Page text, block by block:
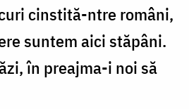
cinstită-ntre români,
suntem aici stăpâni.
în preajma-i noi să